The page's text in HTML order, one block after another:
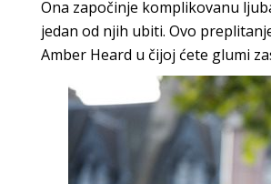
Ona započinje komplikovanu
jedan od njih ubiti. Ovo
Amber Heard u čijoj ćete glumi